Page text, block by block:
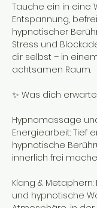
Tauche ein in eine
Entspannung,
hypnotischer
Stress und
dir selbst – in
achtsamen Raum.
✨ Was dich
Hypnomassage
Energiearbeit: Tief
hypnotische
innerlich frei
Klang & Metaphern:
und hypnotische